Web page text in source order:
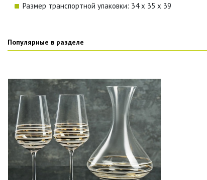
Размер транспортной упаковки: 34 x 35 x 39
Популярные в разделе